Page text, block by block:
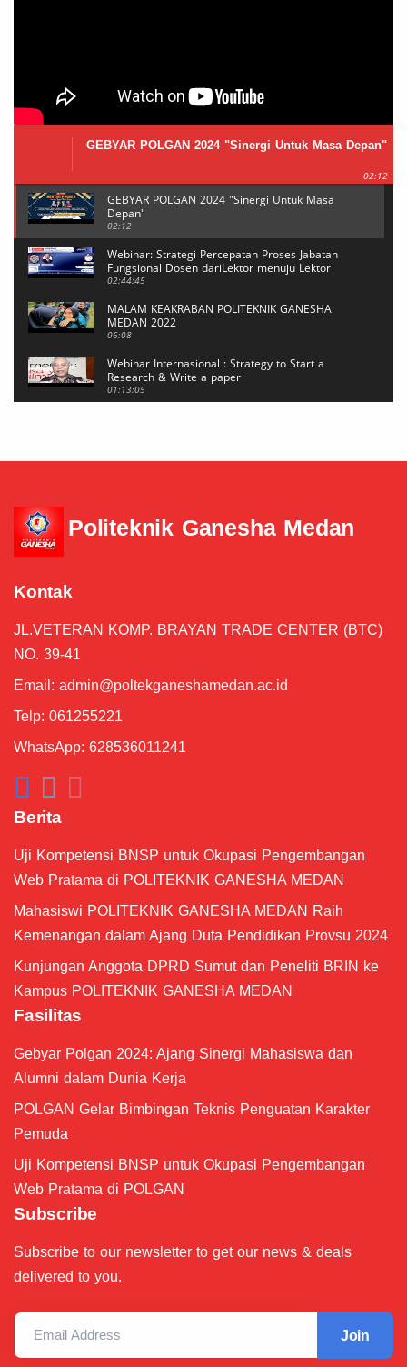
GEBYAR POLGAN 2024 "Sinergi Untuk Masa Depan"
02:12
GEBYAR POLGAN 2024 "Sinergi Untuk Masa
Depan"
02:12
Webinar: Strategi Percepatan Proses Jabatan
Fungsional Dosen dariLektor menuju Lektor
Kepala
02:44:45
MALAM KEAKRABAN POLITEKNIK GANESHA
MEDAN 2022
06:08
Webinar Internasional : Strategy to Start a
Research & Write a paper
01:13:05
Reset Password MeTA #6
05:17
Pengenalan Tampilan Dashboard #4
Membuat Akun MeTA #3
Politeknik Ganesha Medan
Kontak
JL.VETERAN KOMP. BRAYAN TRADE CENTER (BTC)
NO. 39-41
Email: admin@poltekganeshamedan.ac.id
Telp: 061255221
WhatsApp: 628536011241
Berita
Uji Kompetensi BNSP untuk Okupasi Pengembangan
Web Pratama di POLITEKNIK GANESHA MEDAN
Mahasiswi POLITEKNIK GANESHA MEDAN Raih
Kemenangan dalam Ajang Duta Pendidikan Provsu 2024
Kunjungan Anggota DPRD Sumut dan Peneliti BRIN ke
Kampus POLITEKNIK GANESHA MEDAN
Fasilitas
Gebyar Polgan 2024: Ajang Sinergi Mahasiswa dan
Alumni dalam Dunia Kerja
POLGAN Gelar Bimbingan Teknis Penguatan Karakter
Pemuda
Uji Kompetensi BNSP untuk Okupasi Pengembangan
Web Pratama di POLGAN
Subscribe
Subscribe to our newsletter to get our news & deals
delivered to you.
Email Address